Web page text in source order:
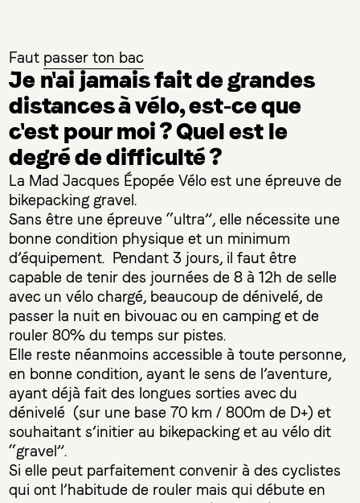
Faut passer ton bac
Je n'ai jamais fait de grandes
distances à vélo, est-ce que
c'est pour moi ? Quel est le
degré de difficulté ?
La Mad Jacques Épopée Vélo est une épreuve de
bikepacking gravel.
Sans être une épreuve “ultra”, elle nécessite une
bonne condition physique et un minimum
d’équipement. Pendant 3 jours, il faut être
capable de tenir des journées de 8 à 12h de selle
avec un vélo chargé, beaucoup de dénivelé, de
passer la nuit en bivouac ou en camping et de
rouler 80% du temps sur pistes.
Elle reste néanmoins accessible à toute personne,
en bonne condition, ayant le sens de l’aventure,
ayant déjà fait des longues sorties avec du
dénivelé (sur une base 70 km / 800m de D+) et
souhaitant s’initier au bikepacking et au vélo dit
“gravel”.
Si elle peut parfaitement convenir à des cyclistes
qui ont l’habitude de rouler mais qui débute en